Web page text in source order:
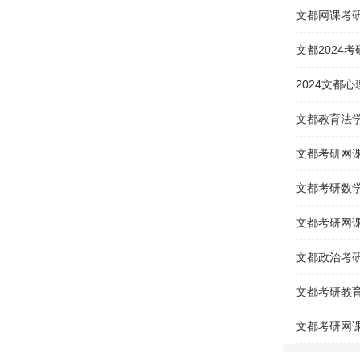
文都网课考
文都2024考
文都考研网
文都考研网